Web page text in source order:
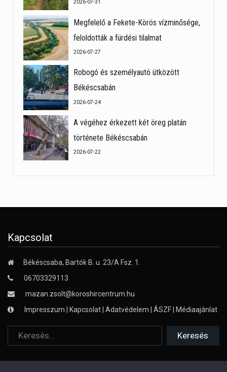
2026-07-31
Megfelelő a Fekete-Körös vízminősége,
feloldották a fürdési tilalmat
2026-07-27
Robogó és személyautó ütközött
Békéscsabán
2026-07-24
A végéhez érkezett két öreg platán
története Békéscsabán
2026-07-22
Kapcsolat
Békéscsaba, Bartók B. u. 23/A Fsz. 1.
06703329113
mazan.zsolt@koroshircentrum.hu
Impresszum
Kapcsolat Adatvédelem ÁSZF Médiaajánlat